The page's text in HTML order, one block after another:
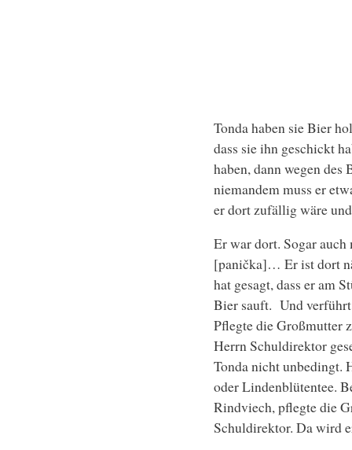
Tonda haben sie Bier
dass sie ihn geschickt
haben, dann wegen
niemandem muss er
er dort zufällig wäre
Er war dort. Sogar
[panička]… Er ist dort
hat gesagt, dass er am
Bier sauft. Und
Pflegte die Großmutter
Herrn Schuldirektor
Tonda nicht unbedingt.
oder Lindenblütentee.
Rindviech, pflegte die
Schuldirektor. Da wird